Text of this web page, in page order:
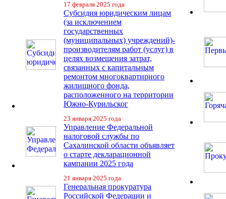
17 февраля 2025 года
Субсидия юридическим лицам
(за исключением
государственных
(муниципальных) учреждений)-
производителям работ (услуг) в
целях возмещения затрат,
связанных с капитальным
ремонтом многоквартирного
жилищного фонда,
расположенного на территории
Южно-Курильског
23 января 2025 года
Управление Федеральной
налоговой службы по
Сахалинской области объявляет
о старте декларационной
кампании 2025 года
21 января 2025 года
Генеральная прокуратура
Российской Федерации и